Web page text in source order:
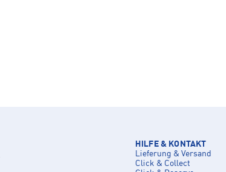
HILFE & KONTAKT
Lieferung & Versand
Click & Collect